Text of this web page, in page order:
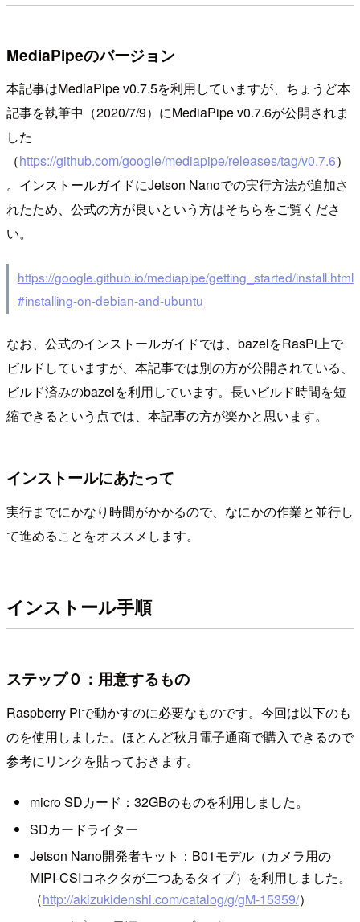
MediaPipeのバージョン
本記事はMediaPipe v0.7.5を利用していますが、ちょうど本
記事を執筆中（2020/7/9）にMediaPipe v0.7.6が公開されま
した
（https://github.com/google/mediapipe/releases/tag/v0.7.6）
。インストールガイドにJetson Nanoでの実行方法が追加さ
れたため、公式の方が良いという方はそちらをご覧くださ
い。
https://google.github.io/mediapipe/getting_started/install.html
#installing-on-debian-and-ubuntu
なお、公式のインストールガイドでは、bazelをRasPi上で
ビルドしていますが、本記事では別の方が公開されている、
ビルド済みのbazelを利用しています。長いビルド時間を短
縮できるという点では、本記事の方が楽かと思います。
インストールにあたって
実行までにかなり時間がかかるので、なにかの作業と並行し
て進めることをオススメします。
インストール手順
ステップ０：用意するもの
Raspberry Piで動かすのに必要なものです。今回は以下のも
のを使用しました。ほとんど秋月電子通商で購入できるので
参考にリンクを貼っておきます。
micro SDカード：32GBのものを利用しました。
SDカードライター
Jetson Nano開発者キット：B01モデル（カメラ用の
MIPI-CSIコネクタが二つあるタイプ）を利用しました。
（http://akizukidenshi.com/catalog/g/gM-15359/）